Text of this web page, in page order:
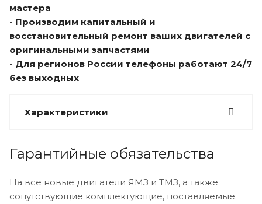
мастера
- Производим капитальный и
восстановительный ремонт ваших двигателей с
оригинальными запчастями
- Для регионов России телефоны работают 24/7
без выходных
Характеристики
Гарантийные обязательства
На все новые двигатели ЯМЗ и ТМЗ, а также
сопутствующие комплектующие, поставляемые